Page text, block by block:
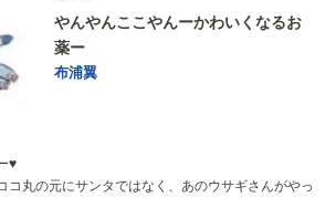
やんやんここやんーかわいくなるお
薬ー
布浦翼
♥
コ丸の元にサンタではなく、あのウサギさんがやっ